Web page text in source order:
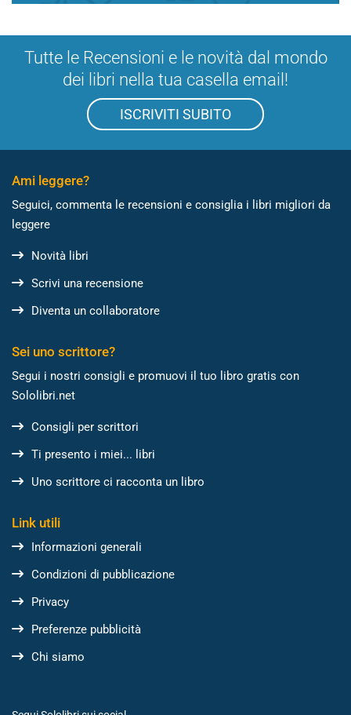
Tutte le Recensioni e le novità dal mondo
dei libri nella tua casella email!
ISCRIVITI SUBITO
Ami leggere?
Seguici, commenta le recensioni e consiglia i libri migliori da
leggere
Novità libri
Scrivi una recensione
Diventa un collaboratore
Sei uno scrittore?
Segui i nostri consigli e promuovi il tuo libro gratis con
Sololibri.net
Consigli per scrittori
Ti presento i miei... libri
Uno scrittore ci racconta un libro
Link utili
Informazioni generali
Condizioni di pubblicazione
Privacy
Preferenze pubblicità
Chi siamo